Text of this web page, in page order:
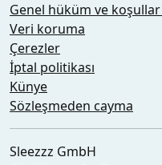
Genel hüküm ve
Veri koruma
Çerezler
İptal politikası
Künye
Sözleşmeden cayma
Sleezzz GmbH